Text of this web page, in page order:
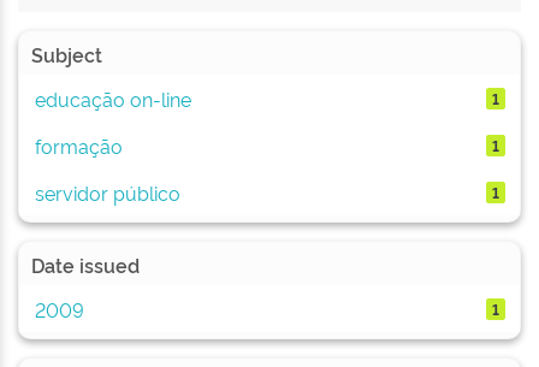
Subject
educação on-line
1
formação 1
servidor público 1
Date issued
2009
1